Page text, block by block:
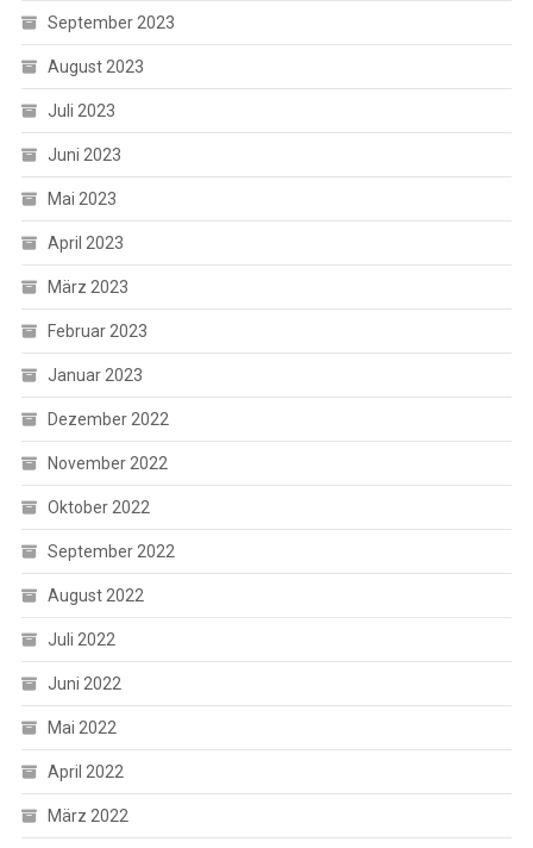
September 2023
August 2023
Juli 2023
Juni 2023
Mai 2023
April 2023
März 2023
Februar 2023
Januar 2023
Dezember 2022
November 2022
Oktober 2022
September 2022
August 2022
Juli 2022
Juni 2022
Mai 2022
April 2022
März 2022